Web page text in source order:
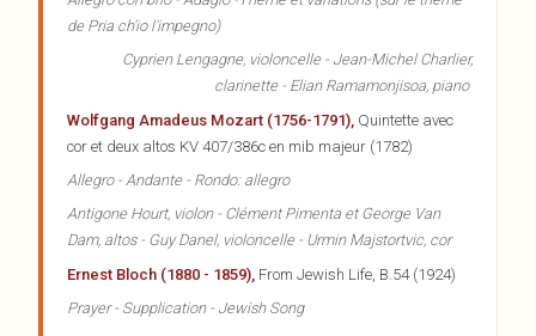
de Pria ch'io l'impegno)
Cyprien Lengagne, violoncelle - Jean-Michel Charlier,
clarinette - Elian Ramamonjisoa, piano
Wolfgang Amadeus Mozart (1756-1791), Quintette avec
cor et deux altos KV 407/386c en mib majeur (1782)
Allegro - Andante - Rondo: allegro
Antigone Hourt, violon - Clément Pimenta et George Van
Dam, altos - Guy Danel, violoncelle - Urmin Majstortvic, cor
Ernest Bloch (1880 - 1859), From Jewish Life, B.54 (1924)
Prayer - Supplication - Jewish Song